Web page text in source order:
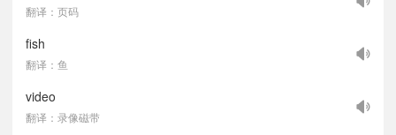
翻译：页码
fish
翻译：鱼
video
翻译：录像磁带